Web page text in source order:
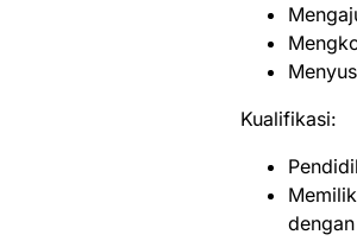
Kualifikasi: